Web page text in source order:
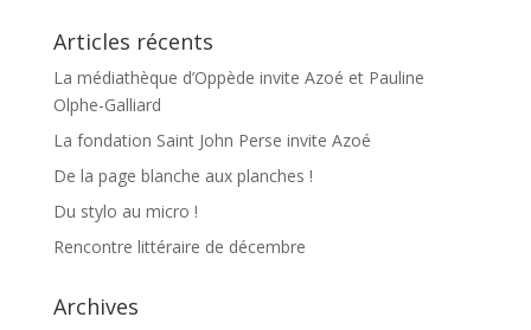
Articles récents
La médiathèque d’Oppède invite Azoé et Pauline
Olphe-Galliard
La fondation Saint John Perse invite Azoé
De la page blanche aux planches !
Du stylo au micro !
Rencontre littéraire de décembre
Archives